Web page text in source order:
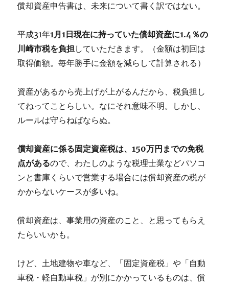
償却資産申告書は、未来について書く訳ではない。
平成31年1月1日現在に持っていた償却資産に1.4％の
川崎市税を負担していただきます。（金額は初回は
取得価額。毎年勝手に金額を減らして計算される）
資産があるから売上げが上がるんだから、税負担し
てねってことらしい。なにそれ意味不明。しかし、
ルールは守らねばならぬ。
償却資産に係る固定資産税は、150万円までの免税
点があるので、わたしのような税理士業などパソコ
ンと書庫くらいで営業する場合には償却資産の税が
かからないケースが多いね。
償却資産は、事業用の資産のこと、と思ってもらえ
たらいいかも。
けど、土地建物や車など、「固定資産税」や「自動
車税・軽自動車税」が別にかかっているものは、償